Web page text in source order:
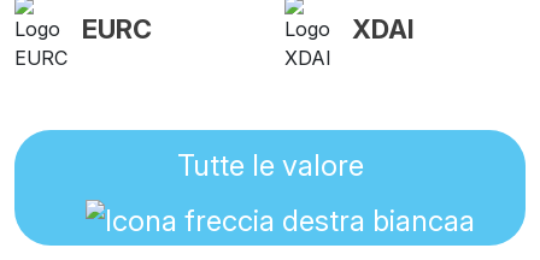
EURC XDAI
Tutte le valore